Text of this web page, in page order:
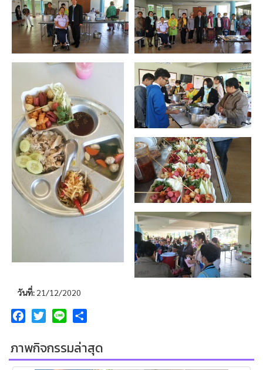
วันที่: 21/12/2020
FacebookTwitterLine
ภาพกิจกรรมล่าสุด